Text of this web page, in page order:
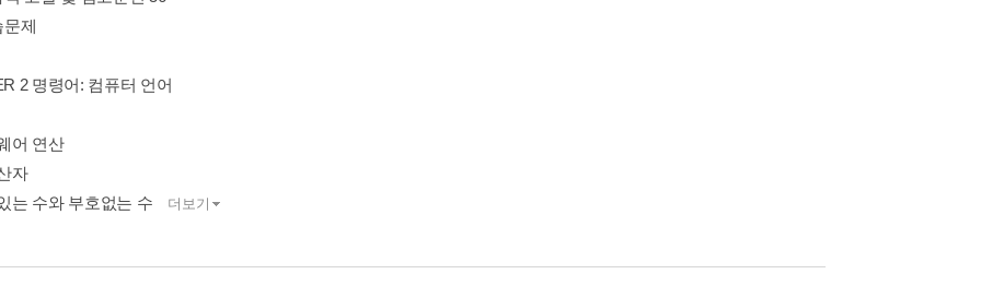
문제
2 명령어: 컴퓨터 언어
어 연산
자
는 수와 부호없는 수
더보기